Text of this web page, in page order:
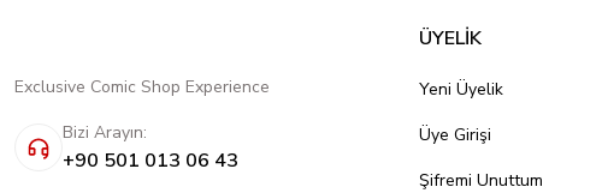
Exclusive Comic Shop Experience
Bizi Arayın:
+90 501 013 06 43
ÜYELİK
Yeni Üyelik
Üye Girişi
Şifremi Unuttum